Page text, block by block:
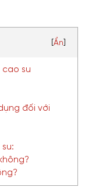
Ẩn
cao su
đối với